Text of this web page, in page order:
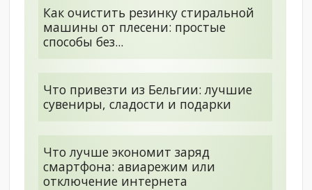
Как очистить резинку стиральной
машины от плесени: простые
способы без...
Что привезти из Бельгии: лучшие
сувениры, сладости и подарки
Что лучше экономит заряд
смартфона: авиарежим или
отключение интернета